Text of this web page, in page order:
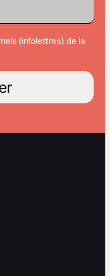
(infolettres) de la